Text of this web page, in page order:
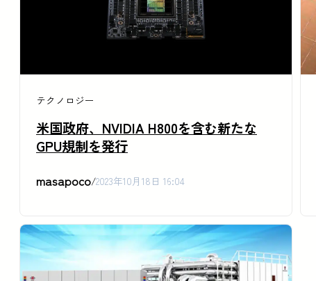
テクノロジー
米国政府、NVIDIA H800を含む新たな
GPU規制を発行
masapoco/2023年10月18日 16:04